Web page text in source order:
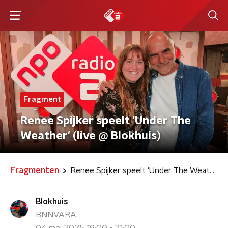
Fragment
Renee Spijker speelt 'Under The
Weather' (live @ Blokhuis)
Fragmenten Renee Spijker speelt 'Under The Weather' (live @ Blokhuis)
Blokhuis
BNNVARA